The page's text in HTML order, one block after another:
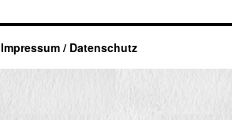
Impressum / Datenschutz